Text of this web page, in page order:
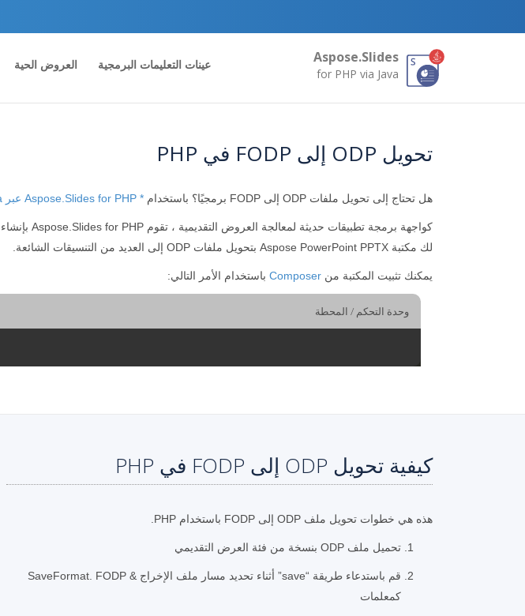
Aspose.Slides
for PHP via Java
عينات التعليمات البرمجية العروض الحية
تحويل ODP إلى FODP في PHP
هل تحتاج إلى تحويل ملفات ODP إلى FODP برمجيًا؟ باستخدام * Aspose.Slides for PHP عبر Java *
كواجهة برمجة تطبيقات حديثة لمعالجة العروض التقديمية ، تقوم Aspose.Slides for PHP بإنشاء FODP من ODP بسرعة. اختبر جودة التحويل من ODP إلى FODP مباشرةً في
لك مكتبة Aspose PowerPoint PPTX بتحويل ملفات ODP إلى العديد من التنسيقات الشائعة.
يمكنك تثبيت المكتبة من Composer باستخدام الأمر التالي:
وحدة التحكم / المحطة
كيفية تحويل ODP إلى FODP في PHP
هذه هي خطوات تحويل ملف ODP إلى FODP باستخدام PHP.
تحميل ملف ODP بنسخة من فئة العرض التقديمي
قم باستدعاء طريقة “save” أثناء تحديد مسار ملف الإخراج & SaveFormat. FODP
كمعلمات